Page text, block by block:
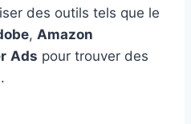
des outils tels que le
, Amazon
Ads pour trouver des
.